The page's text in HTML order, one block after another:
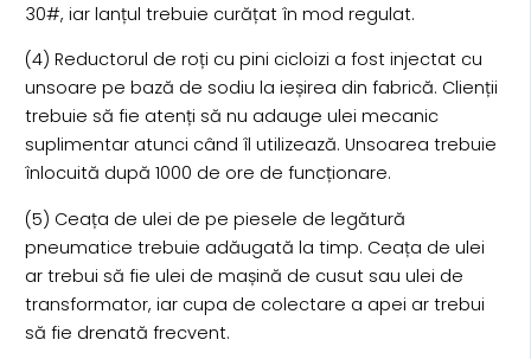
30#, iar lanțul trebuie curățat în mod regulat.
(4) Reductorul de roți cu pini cicloizi a fost injectat cu
unsoare pe bază de sodiu la ieșirea din fabrică. Clienții
trebuie să fie atenți să nu adauge ulei mecanic
suplimentar atunci când îl utilizează. Unsoarea trebuie
înlocuită după 1000 de ore de funcționare.
(5) Ceața de ulei de pe piesele de legătură
pneumatice trebuie adăugată la timp. Ceața de ulei
ar trebui să fie ulei de mașină de cusut sau ulei de
transformator, iar cupa de colectare a apei ar trebui
să fie drenată frecvent.